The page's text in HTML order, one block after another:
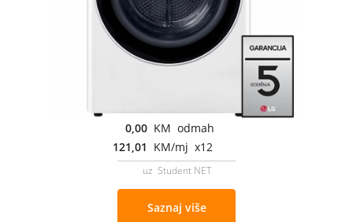
0,00 KM odmah
121,01 KM/mj x12
uz Student NET
Saznaj više